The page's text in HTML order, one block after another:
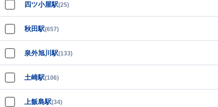
四ツ小屋駅(25)
秋田駅(657)
泉外旭川駅(133)
土崎駅(106)
上飯島駅(34)